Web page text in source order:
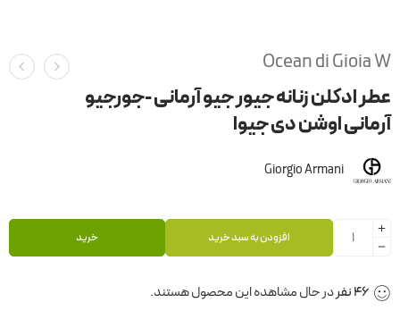
Ocean di Gioia W
عطر ادکلن زنانه جیور جیو آرمانی -جورجیو
آرمانی اوشن دی جیوا
Giorgio Armani
افزودن به سبد خرید خرید
46نفردر حال مشاهده این محصول هستند.